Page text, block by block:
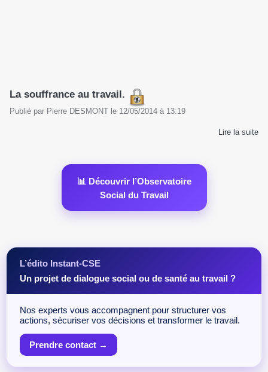
La souffrance au travail.
Publié par Pierre DESMONT le 12/05/2014 à 13:19
Lire la suite
📊 Découvrir l’Observatoire
Social du Travail
L’édito Instant-CSE
Un projet de dialogue social ou de santé au travail ?
Nos experts vous accompagnent pour structurer vos
actions, sécuriser vos décisions et transformer le travail.
Prendre contact →